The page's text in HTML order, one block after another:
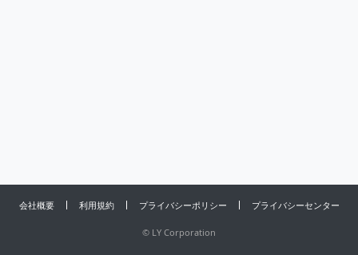
会社概要 利用規約 プライバシーポリシー プライバシーセンター
© LY Corporation